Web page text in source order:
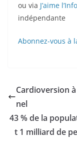
ou via J’aime l’Info
indépendante
Abonnez-vous à
Cardioversion
nel
43 % de la
t 1 milliard de